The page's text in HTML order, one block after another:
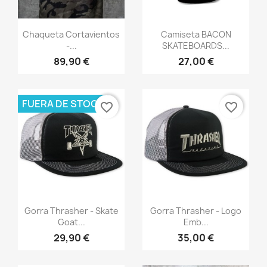
Vista rápida
Chaqueta Cortavientos
-...
89,90 €
Vista rápida
Camiseta BACON
SKATEBOARDS...
27,00 €
Vista rápida
Gorra Thrasher - Skate
Goat...
29,90 €
FUERA DE STOCKfavorite_border
Vista rápida
Gorra Thrasher - Logo
Emb...
35,00 €
favorite_border